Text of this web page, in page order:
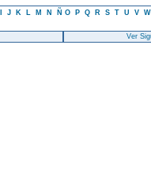
J K L M N Ñ O P Q R S T U V W
Ver